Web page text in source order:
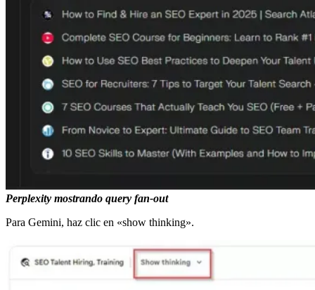
Perplexity mostrando query fan-out
Para Gemini, haz clic en «show thinking».